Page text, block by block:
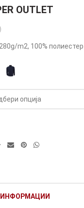
OUTLET
m2, 100% полиестер